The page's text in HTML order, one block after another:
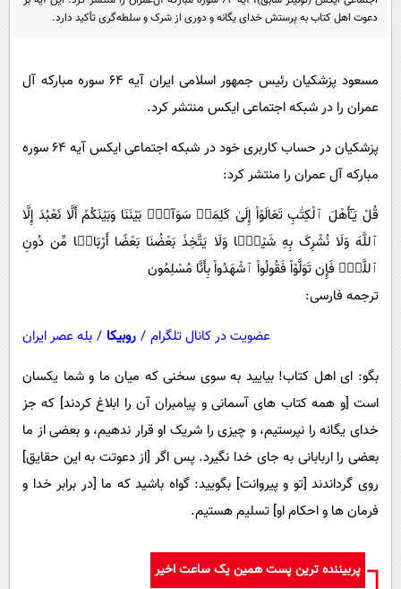
سرگرمی
گوناگون
حوادث
محیط زیست
فرهنگی
بین الملل
اجتماعی
سیاست خارجی
پیامک
آشپزی
دانلود
دعوت اهل کتاب به پرستش خدای یگانه و دوری از شرک و سلطه‌گری تأکید دارد.
مسعود پزشکیان رئیس جمهور اسلامی ایران آیه ۶۴ سوره مبارکه آل
عمران را در شبکه اجتماعی ایکس منتشر کرد.
پزشکیان در حساب کاربری خود در شبکه اجتماعی ایکس آیه ۶۴ سوره
مبارکه آل عمران را منتشر کرد:
‏قُلْ یَـٰٓأَهْلَ ٱلْکِتَٰبِ تَعَالَوْاْ إِلَیٰ کَلِمَةࣲ سَوَآءِۭ بَیْنَنَا وَبَیْنَکُمْ أَلَّا نَعْبُدَ إِلَّا
ٱللَّهَ وَلَا نُشْرِکَ بِهِ شَیْـࣰٔا وَلَا یَتَّخِذَ بَعْضُنَا بَعْضًا أَرْبَابࣰا مِّن دُونِ
ٱللَّهِۚ فَإِن تَوَلَّوْاْ فَقُولُواْ ٱشْهَدُواْ بِأَنَّا مُسْلِمُون
ترجمه فارسی:
عضویت در کانال تلگرام / روبیکا / بله عصر ایران
بگو: ای اهل کتاب! بیایید به سوی سخنی که میان ما و شما یکسان
است [و همه کتاب های آسمانی و پیامبران آن را ابلاغ کردند] که جز
خدای یگانه را نپرستیم، و چیزی را شریک او قرار ندهیم، و بعضی از ما
بعضی را اربابانی به جای خدا نگیرد. پس اگر [از دعوتت به این حقایق]
روی گرداندند [تو و پیروانت] بگویید: گواه باشید که ما [در برابر خدا و
فرمان ها و احکام او] تسلیم هستیم.
پربیننده ترین پست همین یک ساعت اخیر